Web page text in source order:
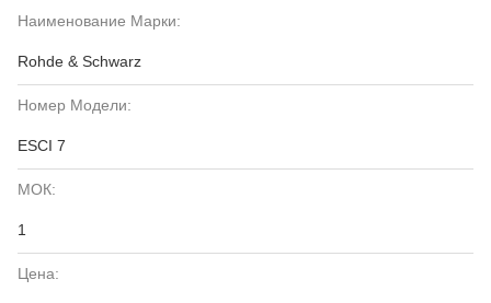
Наименование Марки:
Rohde & Schwarz
Номер Модели:
ESCI 7
МОК:
1
Цена: